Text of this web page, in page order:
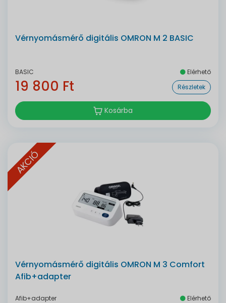
Vérnyomásmérő digitális OMRON M 2 BASIC
BASIC Elérhető
19 800 Ft Részletek
Kosárba
AKCIÓ
Vérnyomásmérő digitális OMRON M 3 Comfort
Afib+adapter
Afib+adapter Elérhető